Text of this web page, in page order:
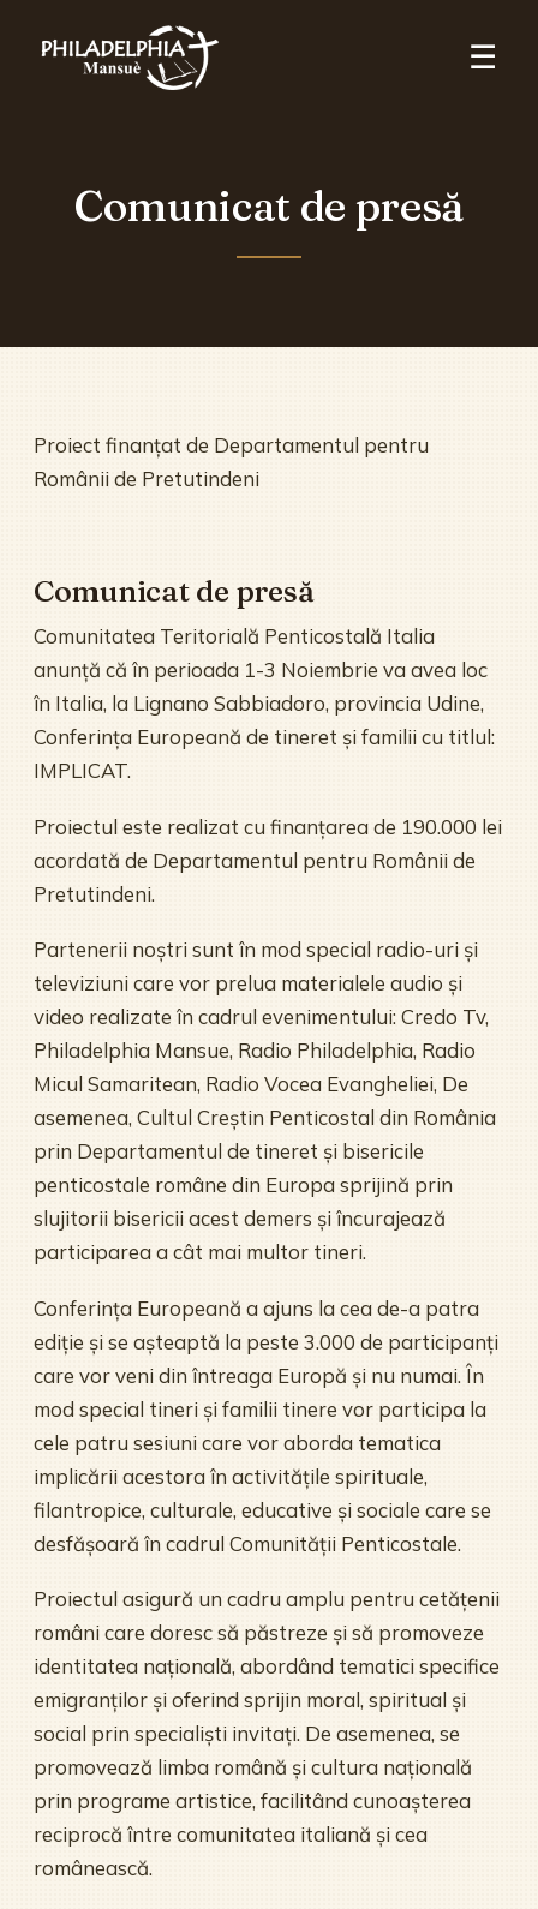
☰
Comunicat de presă
Proiect finanțat de Departamentul pentru
Românii de Pretutindeni
Comunicat de presă
Comunitatea Teritorială Penticostală Italia
anunță că în perioada 1-3 Noiembrie va avea loc
în Italia, la Lignano Sabbiadoro, provincia Udine,
Conferința Europeană de tineret și familii cu titlul:
IMPLICAT.
Proiectul este realizat cu finanțarea de 190.000 lei
acordată de Departamentul pentru Românii de
Pretutindeni.
Partenerii noștri sunt în mod special radio-uri și
televiziuni care vor prelua materialele audio și
video realizate în cadrul evenimentului: Credo Tv,
Philadelphia Mansue, Radio Philadelphia, Radio
Micul Samaritean, Radio Vocea Evangheliei, De
asemenea, Cultul Creștin Penticostal din România
prin Departamentul de tineret și bisericile
penticostale române din Europa sprijină prin
slujitorii bisericii acest demers și încurajează
participarea a cât mai multor tineri.
Conferința Europeană a ajuns la cea de-a patra
ediție și se așteaptă la peste 3.000 de participanți
care vor veni din întreaga Europă și nu numai. În
mod special tineri și familii tinere vor participa la
cele patru sesiuni care vor aborda tematica
implicării acestora în activitățile spirituale,
filantropice, culturale, educative și sociale care se
desfășoară în cadrul Comunității Penticostale.
Proiectul asigură un cadru amplu pentru cetățenii
români care doresc să păstreze și să promoveze
identitatea națională, abordând tematici specifice
emigranților și oferind sprijin moral, spiritual și
social prin specialiști invitați. De asemenea, se
promovează limba română și cultura națională
prin programe artistice, facilitând cunoașterea
reciprocă între comunitatea italiană și cea
românească.